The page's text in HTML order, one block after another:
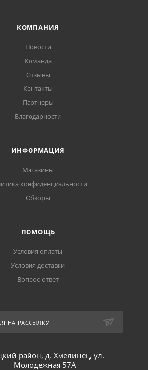
КОМПАНИЯ
Новости
Команда
Отзывы
Контакты
Партнеры
Благодарности
ИНФОРМАЦИЯ
Магазины
конфиденциальности
Обзоры
ПОМОЩЬ
Условия оплаты
Условия доставки
Вопрос-ответ
НА РАССЫЛКУ
район, д. Хмелинец, ул.
Молодежная 57А